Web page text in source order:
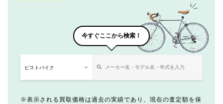
今すぐここから検索！
表示される買取価格は過去の実績であり、現在の査定額を保